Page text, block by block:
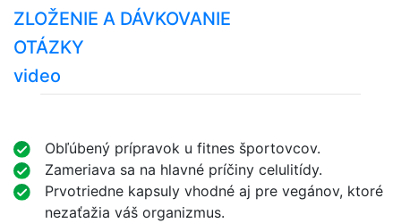
ZLOŽENIE A DÁVKOVANIE
OTÁZKY
video
Obľúbený prípravok u fitnes športovcov.
Zameriava sa na hlavné príčiny celulitídy.
Prvotriedne kapsuly vhodné aj pre vegánov, ktoré
nezaťažia váš organizmus.